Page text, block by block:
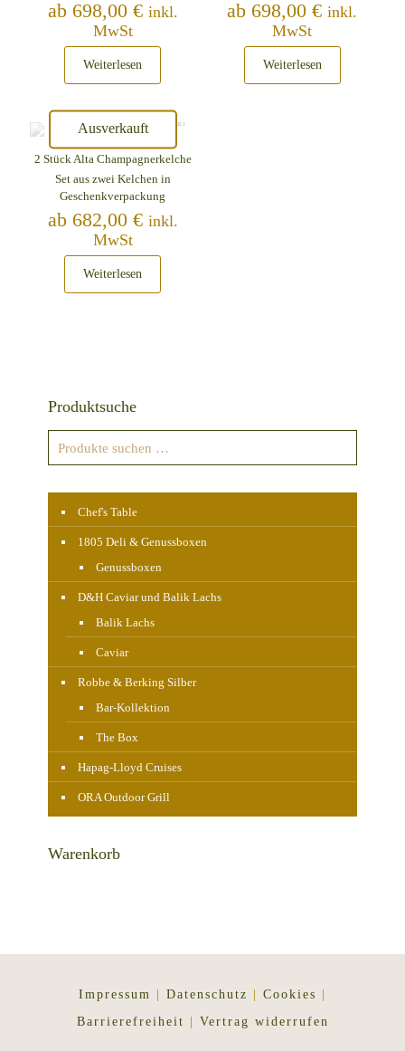
ab 698,00 € inkl.
MwSt
Weiterlesen
ab 698,00€ inkl.
MwSt
Weiterlesen
Ausverkauft
2 Stück Alta Champagnerkelche
Set aus zwei Kelchen in
Geschenkverpackung
ab 682,00 € inkl.
MwSt
Weiterlesen
Produktsuche
Chef's Table
1805 Deli & Genussboxen
Genussboxen
D&H Caviar und Balik Lachs
Balik Lachs
Caviar
Robbe & Berking Silber
Bar-Kollektion
The Box
Hapag-Lloyd Cruises
ORA Outdoor Grill
Warenkorb
Impressum Datenschutz Cookies
Barrierefreiheit
Vertrag widerrufen